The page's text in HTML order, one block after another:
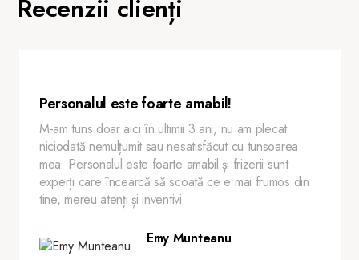
Recenzii clienți
Personalul este foarte amabil!
M-am tuns doar aici în ultimii 3 ani, nu am plecat
niciodată nemulțumit sau nesatisfăcut cu tunsoarea
mea. Personalul este foarte amabil și frizerii sunt
experți care încearcă să scoată ce e mai frumos din
tine, mereu atenți și inventivi.
Emy Munteanu